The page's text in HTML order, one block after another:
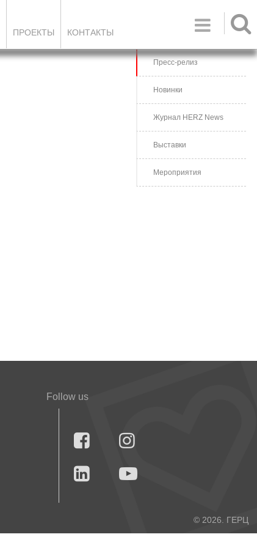

ПРОЕКТЫ КОНТАКТЫ
Пресс-релиз
Новинки
Журнал HERZ News
Выставки
Мероприятия
Follow us




© 2026. ГЕРЦ